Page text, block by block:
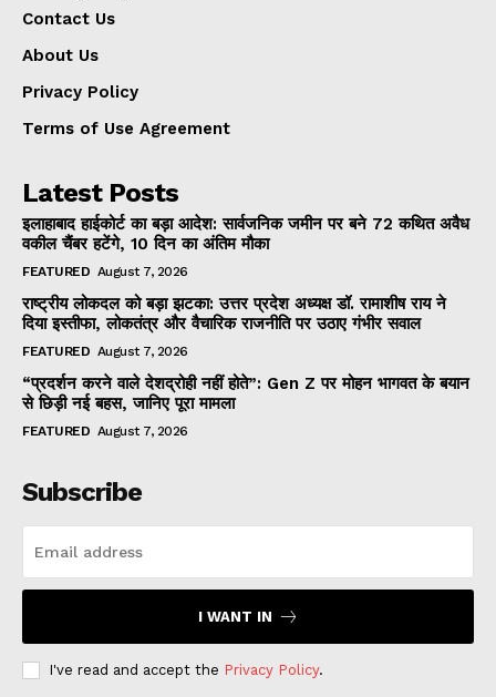
Contact Us
About Us
Privacy Policy
Terms of Use Agreement
Latest Posts
इलाहाबाद हाईकोर्ट का बड़ा आदेश: सार्वजनिक जमीन पर बने 72 कथित अवैध
वकील चैंबर हटेंगे, 10 दिन का अंतिम मौका
FEATURED August 7, 2026
राष्ट्रीय लोकदल को बड़ा झटका: उत्तर प्रदेश अध्यक्ष डॉ. रामाशीष राय ने
दिया इस्तीफा, लोकतंत्र और वैचारिक राजनीति पर उठाए गंभीर सवाल
FEATURED August 7, 2026
“प्रदर्शन करने वाले देशद्रोही नहीं होते”: Gen Z पर मोहन भागवत के बयान
से छिड़ी नई बहस, जानिए पूरा मामला
FEATURED August 7, 2026
Subscribe
I WANT IN
I've read and accept the Privacy Policy.